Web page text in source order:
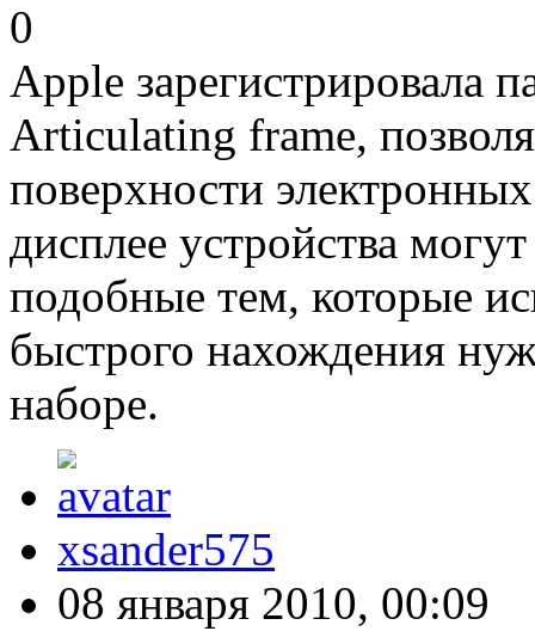
0
Apple зарегистрировала
Articulating frame,
поверхности
дисплее устройства
подобные тем, которые
быстрого нахождения
наборе.
xsander575
08 января 2010, 00:09